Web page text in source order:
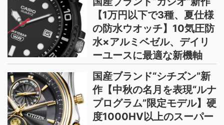
【1万円以下で3種、夏仕様
の防水ウオッチ】10気圧防
水×アルミベゼル、デイリ
ーユースに最適な新機軸
国産ブランド“シチズン”新
作【中秋の名月を表現“ルナ
プログラム”限定モデル】硬
度1000HV以上のスーパー